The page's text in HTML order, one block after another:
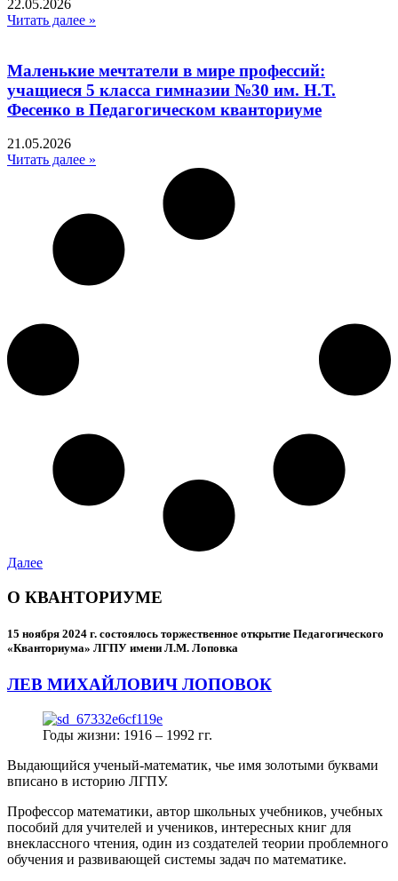
22.05.2026
Читать далее »
Маленькие мечтатели в мире профессий:
учащиеся 5 класса гимназии №30 им. Н.Т.
Фесенко в Педагогическом кванториуме
21.05.2026
Читать далее »
Далее
О КВАНТОРИУМЕ
15 ноября 2024 г. состоялось торжественное открытие Педагогического
«Кванториума» ЛГПУ имени Л.М. Лоповка
ЛЕВ МИХАЙЛОВИЧ ЛОПОВОК
Годы жизни: 1916 – 1992 гг.
Выдающийся ученый-математик, чье имя золотыми буквами
вписано в историю ЛГПУ.
Профессор математики, автор школьных учебников, учебных
пособий для учителей и учеников, интересных книг для
внеклассного чтения, один из создателей теории проблемного
обучения и развивающей системы задач по математике.